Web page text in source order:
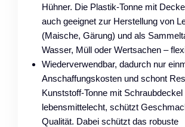
Hühner. Die Plastik-Tonne mit
auch geeignet zur Herstellung von
(Maische, Gärung) und als
Wasser, Müll oder Wertsachen –
Wiederverwendbar, dadurch nur
Anschaffungskosten und schont
Kunststoff-Tonne mit Schraubdeckel
lebensmittelecht, schützt
Qualität. Dabei schützt das robuste